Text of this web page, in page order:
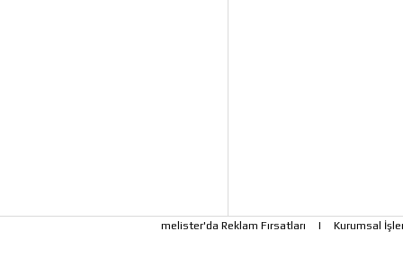
melister'da Reklam Fırsatları | Kurumsal